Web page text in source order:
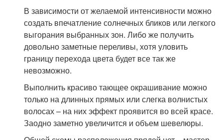
В зависимости от желаемой интенсивности можно
создать впечатление солнечных бликов или легкого
выгорания выбранных зон. Либо же получить
довольно заметные переливы, хотя уловить
границу перехода цвета будет все так же
невозможно.
Выполнить красиво тающее окрашивание можно
только на длинных прямых или слегка волнистых
волосах – на них эффект проявится во всей красе.
Заодно заметно увеличится и объем шевелюры.